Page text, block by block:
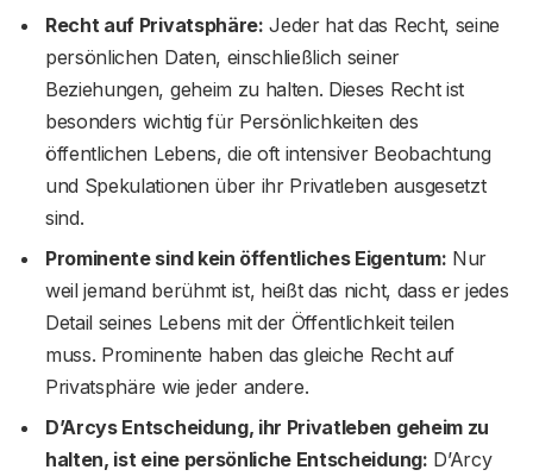
Recht auf Privatsphäre: Jeder hat das Recht, seine
persönlichen Daten, einschließlich seiner
Beziehungen, geheim zu halten. Dieses Recht ist
besonders wichtig für Persönlichkeiten des
öffentlichen Lebens, die oft intensiver Beobachtung
und Spekulationen über ihr Privatleben ausgesetzt
sind.
Prominente sind kein öffentliches Eigentum: Nur
weil jemand berühmt ist, heißt das nicht, dass er jedes
Detail seines Lebens mit der Öffentlichkeit teilen
muss. Prominente haben das gleiche Recht auf
Privatsphäre wie jeder andere.
D’Arcys Entscheidung, ihr Privatleben geheim zu
halten, ist eine persönliche Entscheidung: D’Arcy